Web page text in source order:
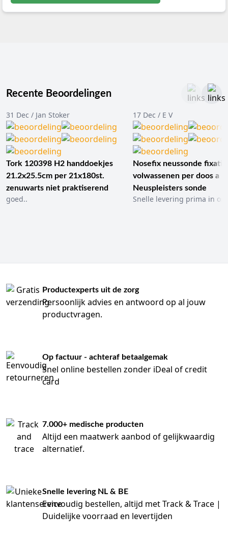
Recente Beoordelingen
31 Dec / Jan Stoker
Tork 120398 H2 handdoekjes
21.2x25.5cm per 21x180st.
zenuwarts niet praktiserend
goed..
17 Dec / E V
Nosefix neussonde
volwassenen per doos a
Neuspleisters sonde
Snelle levering prima in
Productexperts uit de zorg
Persoonlijk advies en antwoord op al jouw
productvragen.
Op factuur - achteraf betaalgemak
Snel online bestellen zonder iDeal of credit
card
7.000+ medische producten
Altijd een maatwerk aanbod of gelijkwaardig
alternatief.
Snelle levering NL & BE
Eenvoudig bestellen, altijd met Track & Trace |
Duidelijke voorraad en levertijden